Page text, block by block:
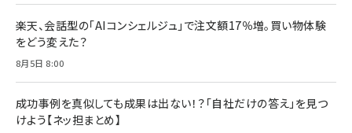
楽天、会話型の「AIコンシェルジュ」で注文額17％増。買い物体験
をどう変えた？
8月5日 8:00
成功事例を真似しても成果は出ない！？「自社だけの答え」を見つ
けよう【ネッ担まとめ】